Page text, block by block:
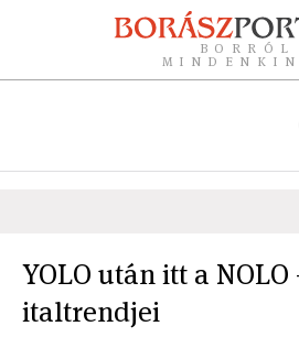
BORRÓL
YOLO után itt a NOLO
italtrendjei